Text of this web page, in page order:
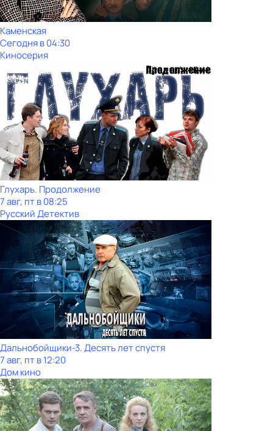
Каменская
Сегодня в 04:30
Киносерия
Глухарь. Продолжение
7 авг, пт в 08:25
Русский Детектив
Дальнобойщики-3. Десять лет спустя
7 авг, пт в 12:20
Дом кино